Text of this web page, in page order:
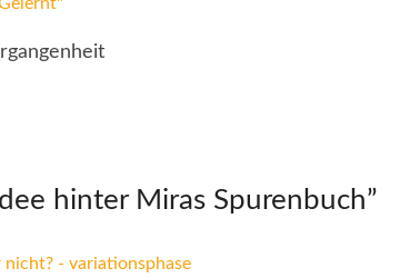
hinter Miras Spurenbuch”
- variationsphase